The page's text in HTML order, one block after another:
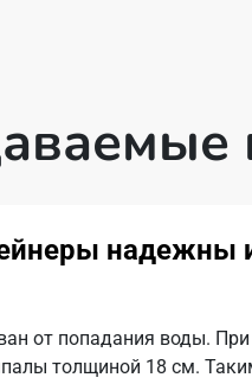
надежны
от попадания воды.
толщиной 18 см.